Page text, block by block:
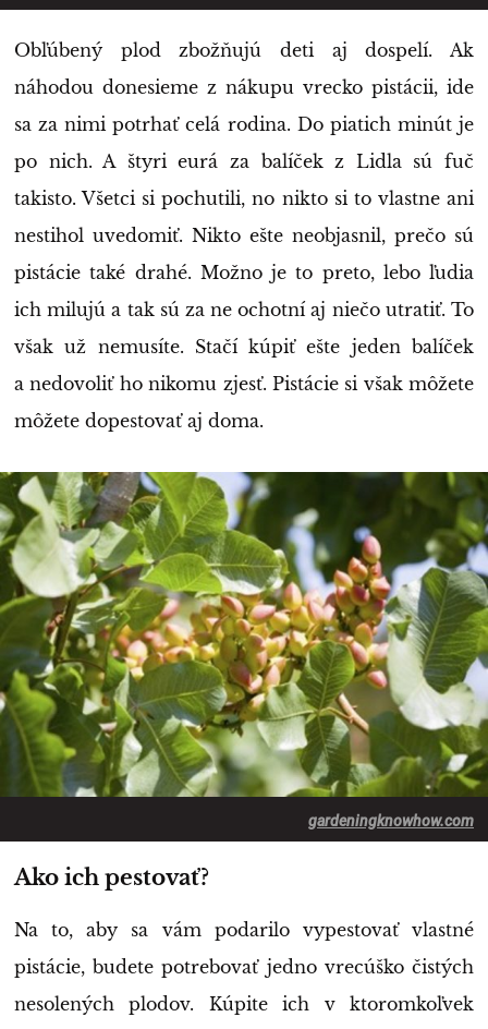
Obľúbený plod zbožňujú deti aj dospelí. Ak
náhodou donesieme z nákupu vrecko pistácii, ide
sa za nimi potrhať celá rodina. Do piatich minút je
po nich. A štyri eurá za balíček z Lidla sú fuč
takisto. Všetci si pochutili, no nikto si to vlastne ani
nestihol uvedomiť. Nikto ešte neobjasnil, prečo sú
pistácie také drahé. Možno je to preto, lebo ľudia
ich milujú a tak sú za ne ochotní aj niečo utratiť. To
však už nemusíte. Stačí kúpiť ešte jeden balíček
a nedovoliť ho nikomu zjesť. Pistácie si však môžete
môžete dopestovať aj doma.
gardeningknowhow.com
Ako ich pestovať?
Na to, aby sa vám podarilo vypestovať vlastné
pistácie, budete potrebovať jedno vrecúško čistých
nesolených plodov. Kúpite ich v ktoromkoľvek